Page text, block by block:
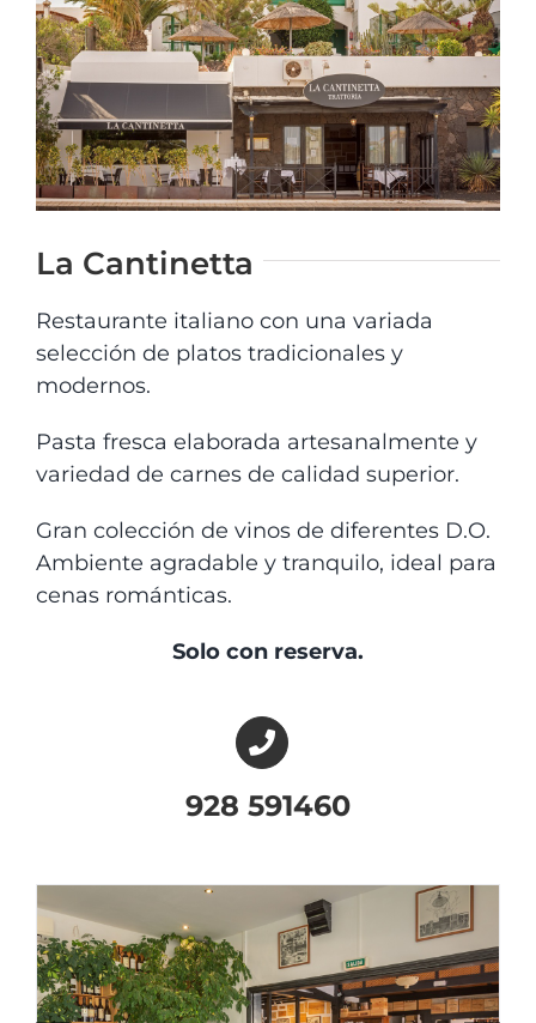
CONTACTO
La Cantinetta
Restaurante italiano con una variada
selección de platos tradicionales y
modernos.
Pasta fresca elaborada artesanalmente y
variedad de carnes de calidad superior.
Gran colección de vinos de diferentes D.O.
Ambiente agradable y tranquilo, ideal para
cenas románticas.
Solo con reserva.
928 591460